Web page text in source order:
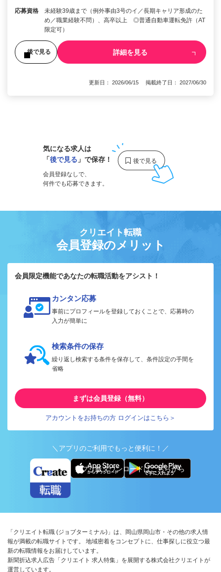
応募資格
未経験39歳まで（例外事由3号のイ／長期キャリア形成のた
め／職業経験不問）、高卒以上 ◎普通自動車運転免許（AT
限定可）
後で見る 詳細を見る
更新日： 2026/06/15 掲載終了日： 2027/06/30
気になる求人は
「後で見る 」で保存！
会員登録なしで、
何件でも応募できます。
クリエイト転職
会員登録のメリット
会員限定機能であなたの転職活動をアシスト！
カンタン応募
事前にプロフィールを登録しておくことで、応募時の
入力が簡単に
検索条件の保存
繰り返し検索する条件を保存して、条件設定の手間を
省略
まずは会員登録（無料）
アカウントをお持ちの方 ログインはこちら＞
＼アプリのご利用でもっと便利に！／
アプリ版ダウンロードはこちらから
「クリエイト転職 (ジョブターミナル)」は、岡山県岡山市・その他の求人情
報が満載の転職サイトです。 地域密着をコンセプトに、仕事探しに役立つ最
新の転職情報をお届けしています。
新聞折込求人広告「クリエイト 求人特集」を展開する株式会社クリエイトが
運営しています。